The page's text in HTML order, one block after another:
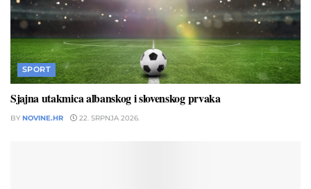
SPORT
Sjajna utakmica albanskog i slovenskog prvaka
BY NOVINE.HR 22. SRPNJA 2026.